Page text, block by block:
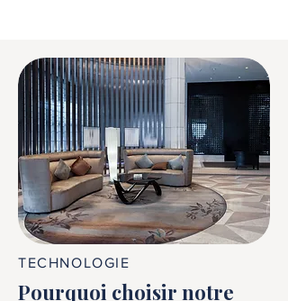
TECHNOLOGIE
Pourquoi choisir notre